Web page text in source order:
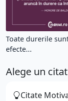
Toate durerile
efecte...
Alege un
Citate